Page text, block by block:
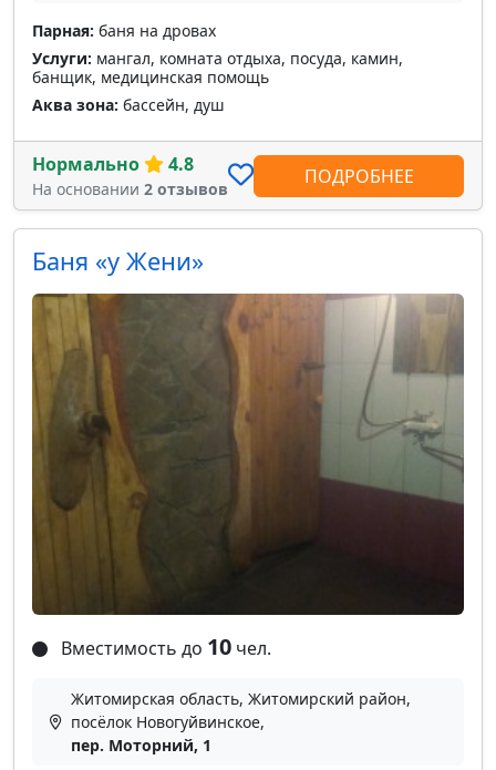
Парная: баня на дровах
Услуги: мангал, комната отдыха, посуда, камин,
банщик, медицинская помощь
Аква зона: бассейн, душ
Нормально 4.8
На основании 2 отзывов
ПОДРОБНЕЕ
Баня «у Жени»
Вместимость до 10 чел.
Житомирская область, Житомирский район,
посёлок Новогуйвинское,
пер. Моторний, 1